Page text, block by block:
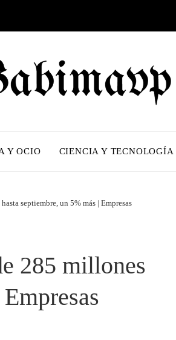
Y OCIO CIENCIA Y TECNOLOGÍA
septiembre, un 5% más | Empresas
285 millones